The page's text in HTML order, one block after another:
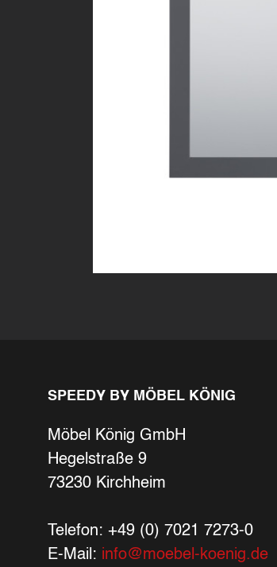
SPEEDY BY MÖBEL KÖNIG
Möbel König GmbH
Hegelstraße 9
73230 Kirchheim
Telefon: +49 (0) 7021 7273-0
E-Mail: info@moebel-koenig.de